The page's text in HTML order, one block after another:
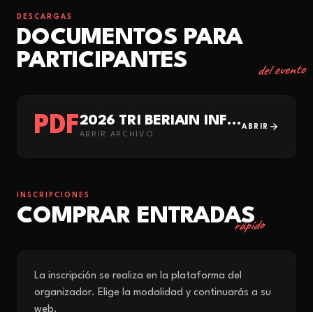
DESCARGAS
DOCUMENTOS PARA
PARTICIPANTES
del evento
PDF 2026 TRI BERIAIN INFO JDN
ABRIR ARCHIVO
ABRIR
INSCRIPCIONES
COMPRAR ENTRADAS
rápido
La inscripción se realiza en la plataforma del
organizador. Elige la modalidad y continuarás a su
web.